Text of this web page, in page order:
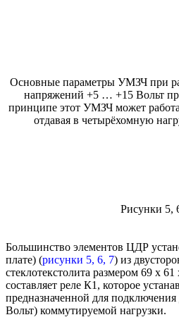
Основные параметры УМЗЧ при
напряжений +5 … +15 Вольт
принципе этот УМЗЧ может
отдавая в четырёхомную
Рисунки 5,
Большинство элементов ЦДР
плате) (рисунки 5, 6, 7) из
стеклотекстолита размером 69 х
составляет реле К1, которое
предназначенной для
Вольт) коммутируемой нагрузки.